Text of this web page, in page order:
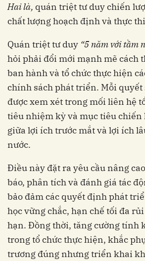
Hai là, quán triệt tư duy chiến
chất lượng hoạch định và thực
Quán triệt tư duy “5 năm với tầm
hỏi phải đổi mới mạnh mẽ cách
ban hành và tổ chức thực hiện
chính sách phát triển. Mỗi quyết
được xem xét trong mối liên hệ
tiêu nhiệm kỳ và mục tiêu chiến
giữa lợi ích trước mắt và lợi ích
nước.
Điều này đặt ra yêu cầu nâng
báo, phân tích và đánh giá tác
bảo đảm các quyết định phát
học vững chắc, hạn chế tối đa
hạn. Đồng thời, tăng cường tính
trong tổ chức thực hiện, khắc
trương đúng nhưng triển khai